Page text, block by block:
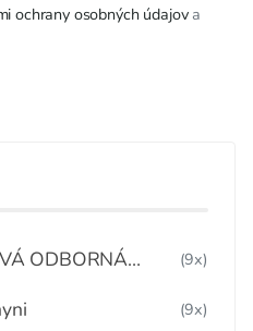
ochrany osobných údajova
ODBORNÁ
(9x)
(9x)